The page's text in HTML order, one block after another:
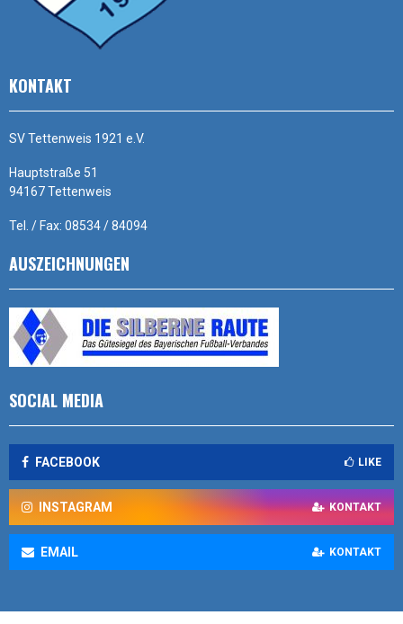
KONTAKT
SV Tettenweis 1921 e.V.
Hauptstraße 51
94167 Tettenweis
Tel. / Fax: 08534 / 84094
AUSZEICHNUNGEN
SOCIAL MEDIA
FACEBOOK LIKE
INSTAGRAM KONTAKT
EMAIL KONTAKT